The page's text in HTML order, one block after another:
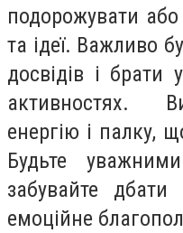
подорожувати
та ідеї. Важливо
досвідів і брати
активностях.
енергію і палку,
Будьте
забувайте
емоційне